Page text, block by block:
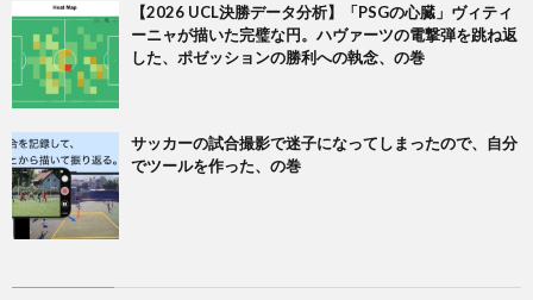
【2026 UCL決勝データ分析】「PSGの心臓」ヴィティ
ーニャが描いた完璧な円。ハヴァーツの電撃弾を跳ね返
した、ポゼッションの勝利への執念、の巻
サッカーの試合撮影で迷子になってしまったので、自分
でツールを作った、の巻